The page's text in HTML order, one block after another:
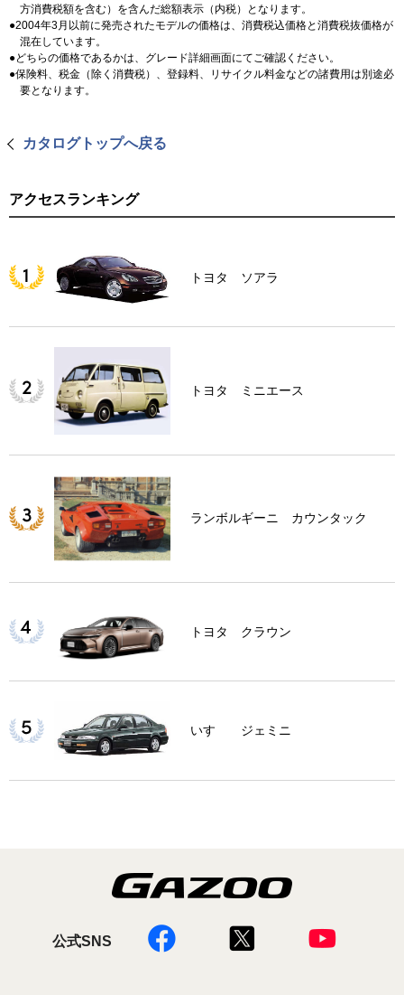
方消費税額を含む）を含んだ総額表示（内税）となります。
2004年3月以前に発売されたモデルの価格は、消費税込価格と消費税抜価格が
混在しています。
どちらの価格であるかは、グレード詳細画面にてご確認ください。
保険料、税金（除く消費税）、登録料、リサイクル料金などの諸費用は別途必
要となります。
カタログトップへ戻る
アクセスランキング
トヨタ ソアラ
トヨタ ミニエース
ランボルギーニ カウンタック
トヨタ クラウン
いすゞ ジェミニ
公式SNS